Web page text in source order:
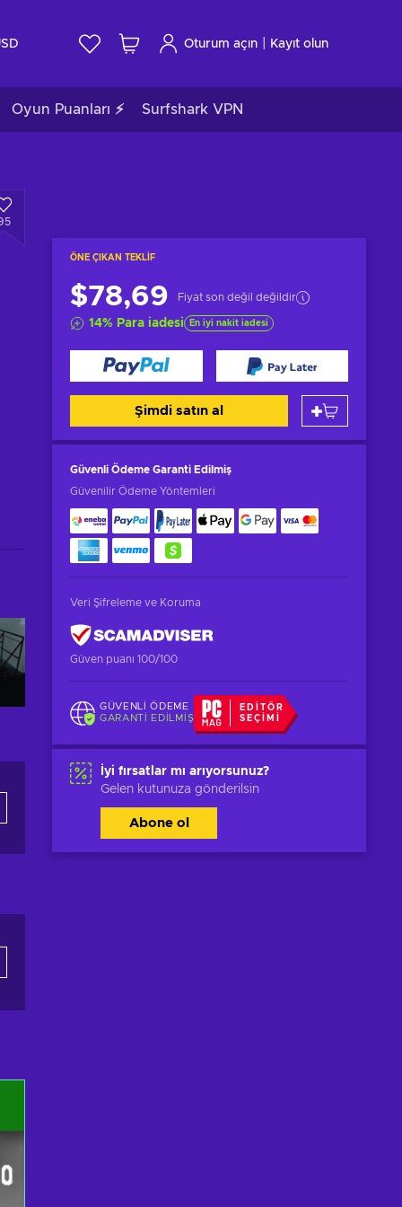
Oturum açın Kayıt olun
Oyun Puanları ⚡ Surfshark VPN
ÖNE ÇIKAN TEKLIF
$78,69 Fiyat son değil değildir
14% Para iadesi En iyi nakit iadesi
Şimdi satın al
Güvenli Ödeme Garanti Edilmiş
Güvenilir Ödeme Yöntemleri
Veri Şifreleme ve Koruma
Güven puanı 100/100
GÜVENLI ÖDEME
GARANTI EDILMIŞ
EDITÖR
SEÇIMI
İyi fırsatlar mı arıyorsunuz?
Gelen kutunuza gönderilsin
Abone ol